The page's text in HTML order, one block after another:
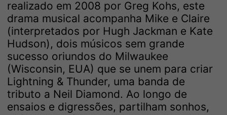
realizado em 2008 por Greg Kohs, este
drama musical acompanha Mike e Claire
(interpretados por Hugh Jackman e Kate
Hudson), dois músicos sem grande
sucesso oriundos do Milwaukee
(Wisconsin, EUA) que se unem para criar
Lightning & Thunder, uma banda de
tributo a Neil Diamond. Ao longo de
ensaios e digressões, partilham sonhos,